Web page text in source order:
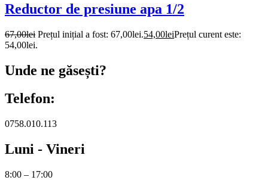
Reductor de presiune apa 1/2
67,00lei Prețul inițial a fost: 67,00lei.54,00leiPrețul curent este:
54,00lei.
Unde ne găsești?
Telefon:
0758.010.113
Luni - Vineri
8:00 – 17:00